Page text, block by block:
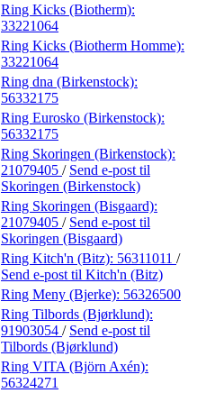
Ring Kicks (Biotherm):
33221064
Ring Kicks (Biotherm Homme):
33221064
Ring dna (Birkenstock):
56332175
Ring Eurosko (Birkenstock):
56332175
Ring Skoringen (Birkenstock):
21079405 / Send e-post til
Skoringen (Birkenstock)
Ring Skoringen (Bisgaard):
21079405 / Send e-post til
Skoringen (Bisgaard)
Ring Kitch'n (Bitz): 56311011 /
Send e-post til Kitch'n (Bitz)
Ring Meny (Bjerke): 56326500
Ring Tilbords (Bjørklund):
91903054 / Send e-post til
Tilbords (Bjørklund)
Ring VITA (Björn Axén):
56324271